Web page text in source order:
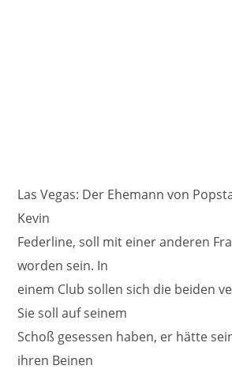
Las Vegas: Der Ehemann von
Kevin
Federline, soll mit einer anderen
worden sein. In
einem Club sollen sich die beiden
Sie soll auf seinem
Schoß gesessen haben, er hätte
ihren Beinen